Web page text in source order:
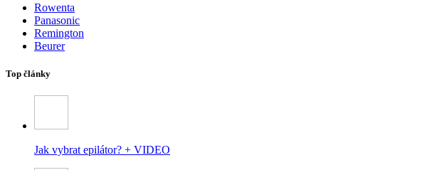
Rowenta
Panasonic
Remington
Beurer
Top články
Jak vybrat epilátor? + VIDEO